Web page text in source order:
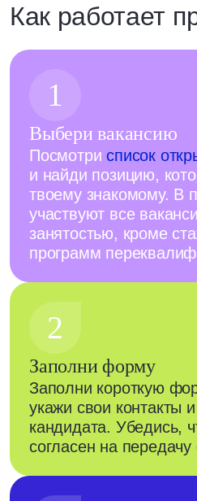
Как работает
1
Выбери вакансию
Посмотрисписок
и найди позицию,
твоему знакомому. В
участвуют все
занятостью, кроме
программ
2
Заполни форму
Заполни короткую
укажи свои контакты
кандидата. Убедись,
согласен на